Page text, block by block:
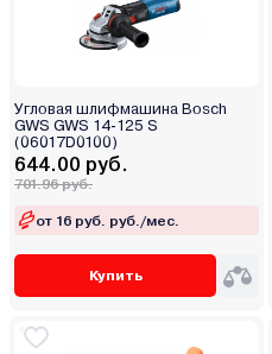
Угловая шлифмашина Bosch
GWS GWS 14-125 S
(06017D0100)
644.00 руб.
701.96 руб.
от 16 руб. руб./мес.
Купить